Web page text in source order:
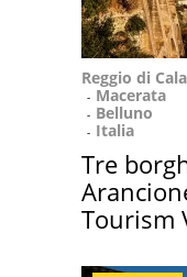
Reggio di
Macerata
Belluno
Italia
Tre
Tourism